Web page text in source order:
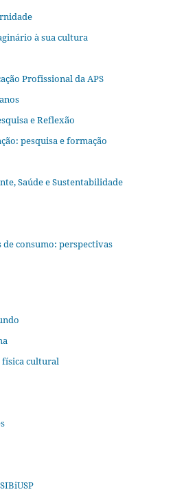
à sua cultura
Profissional da APS
e Reflexão
pesquisa e formação
Saúde e Sustentabilidade
consumo: perspectivas
física cultural